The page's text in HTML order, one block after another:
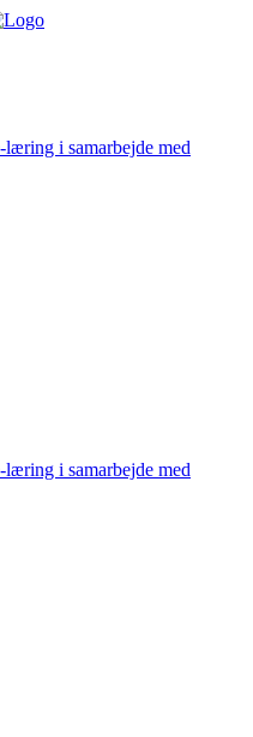
i samarbejde med
i samarbejde med